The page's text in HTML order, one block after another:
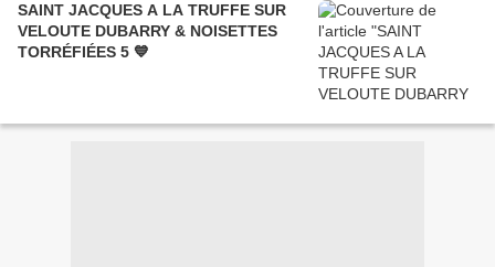
SAINT JACQUES A LA TRUFFE SUR
VELOUTE DUBARRY & NOISETTES
TORRÉFIÉES 5 💙